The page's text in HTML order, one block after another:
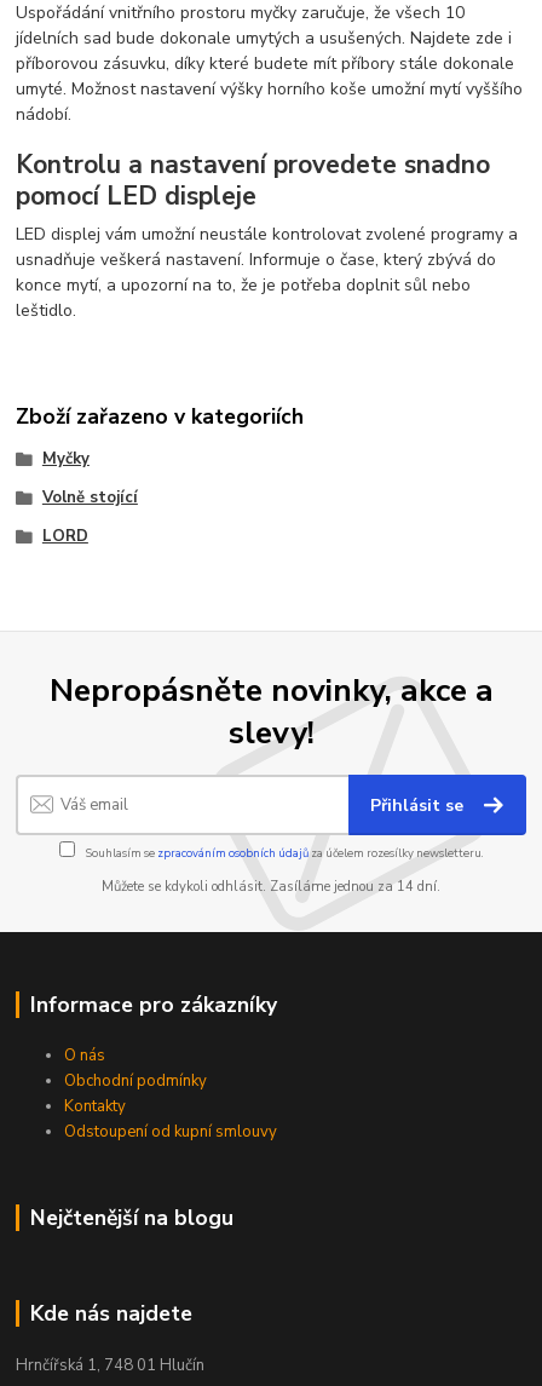
Uspořádání vnitřního prostoru myčky zaručuje, že všech 10
jídelních sad bude dokonale umytých a usušených. Najdete zde i
příborovou zásuvku, díky které budete mít příbory stále dokonale
umyté. Možnost nastavení výšky horního koše umožní mytí vyššího
nádobí.
Kontrolu a nastavení provedete snadno
pomocí LED displeje
LED displej vám umožní neustále kontrolovat zvolené programy a
usnadňuje veškerá nastavení. Informuje o čase, který zbývá do
konce mytí, a upozorní na to, že je potřeba doplnit sůl nebo
leštidlo.
Zboží zařazeno v kategoriích
Myčky
Volně stojící
LORD
Nepropásněte novinky, akce a
slevy!
Přihlásit se
Souhlasím se zpracováním osobních údajůza účelem rozesílky newsletteru.
Můžete se kdykoli odhlásit. Zasíláme jednou za 14 dní.
Informace pro zákazníky
O nás
Obchodní podmínky
Kontakty
Odstoupení od kupní smlouvy
Nejčtenější na blogu
Kde nás najdete
Hrnčířská 1, 748 01 Hlučín